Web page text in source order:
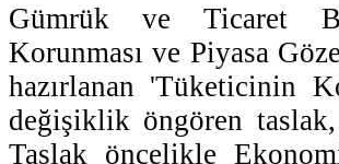
Gümrük ve Ticaret
Korunması ve Piyasa
hazırlanan 'Tüketicinin
değişiklik öngören
Taslak öncelikle